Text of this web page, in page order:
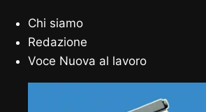
Chi siamo
Redazione
Voce Nuova al lavoro